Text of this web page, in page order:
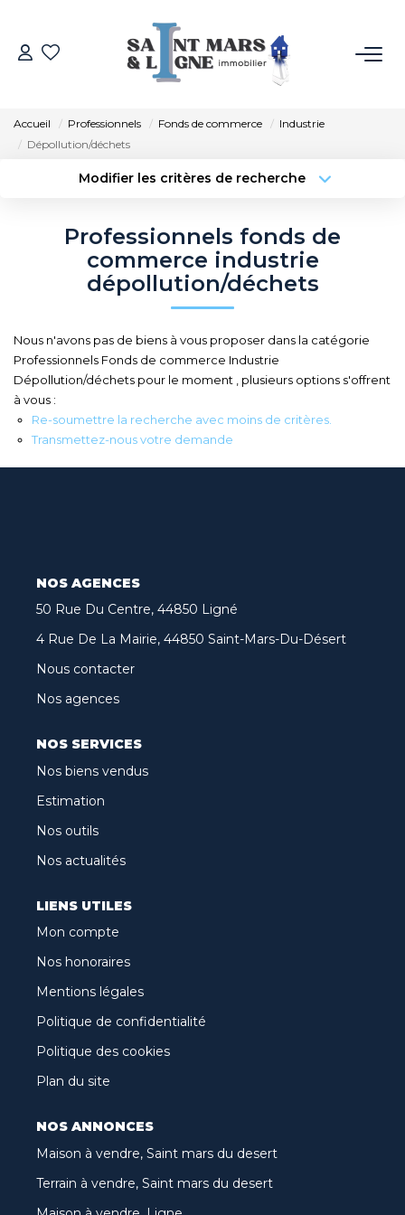
NOS MÉTIERS
NOS AGENCES
Qui Sommes-Nous
Notre Équipe
Biens Vendus
Nos Avis Clients
FNAIM
Accueil Professionnels Fonds de commerce
Industrie
Dépollution/déchets
Modifier les critères de recherche
Type de bien
Budget max Plus de critères
Professionnels fonds de
commerce industrie
dépollution/déchets
Nous n'avons pas de biens à vous proposer dans la catégorie
Professionnels Fonds de commerce Industrie
Dépollution/déchets pour le moment , plusieurs options s'offrent
à vous :
Re-soumettre la recherche avec moins de critères.
Transmettez-nous votre demande
NOS AGENCES
50 Rue Du Centre, 44850 Ligné
4 Rue De La Mairie, 44850 Saint-Mars-Du-Désert
Nous contacter
Nos agences
NOS SERVICES
Nos biens vendus
Estimation
Nos outils
Nos actualités
LIENS UTILES
Mon compte
Nos honoraires
Mentions légales
Politique de confidentialité
Politique des cookies
Plan du site
NOS ANNONCES
Maison à vendre, Saint mars du desert
Terrain à vendre, Saint mars du desert